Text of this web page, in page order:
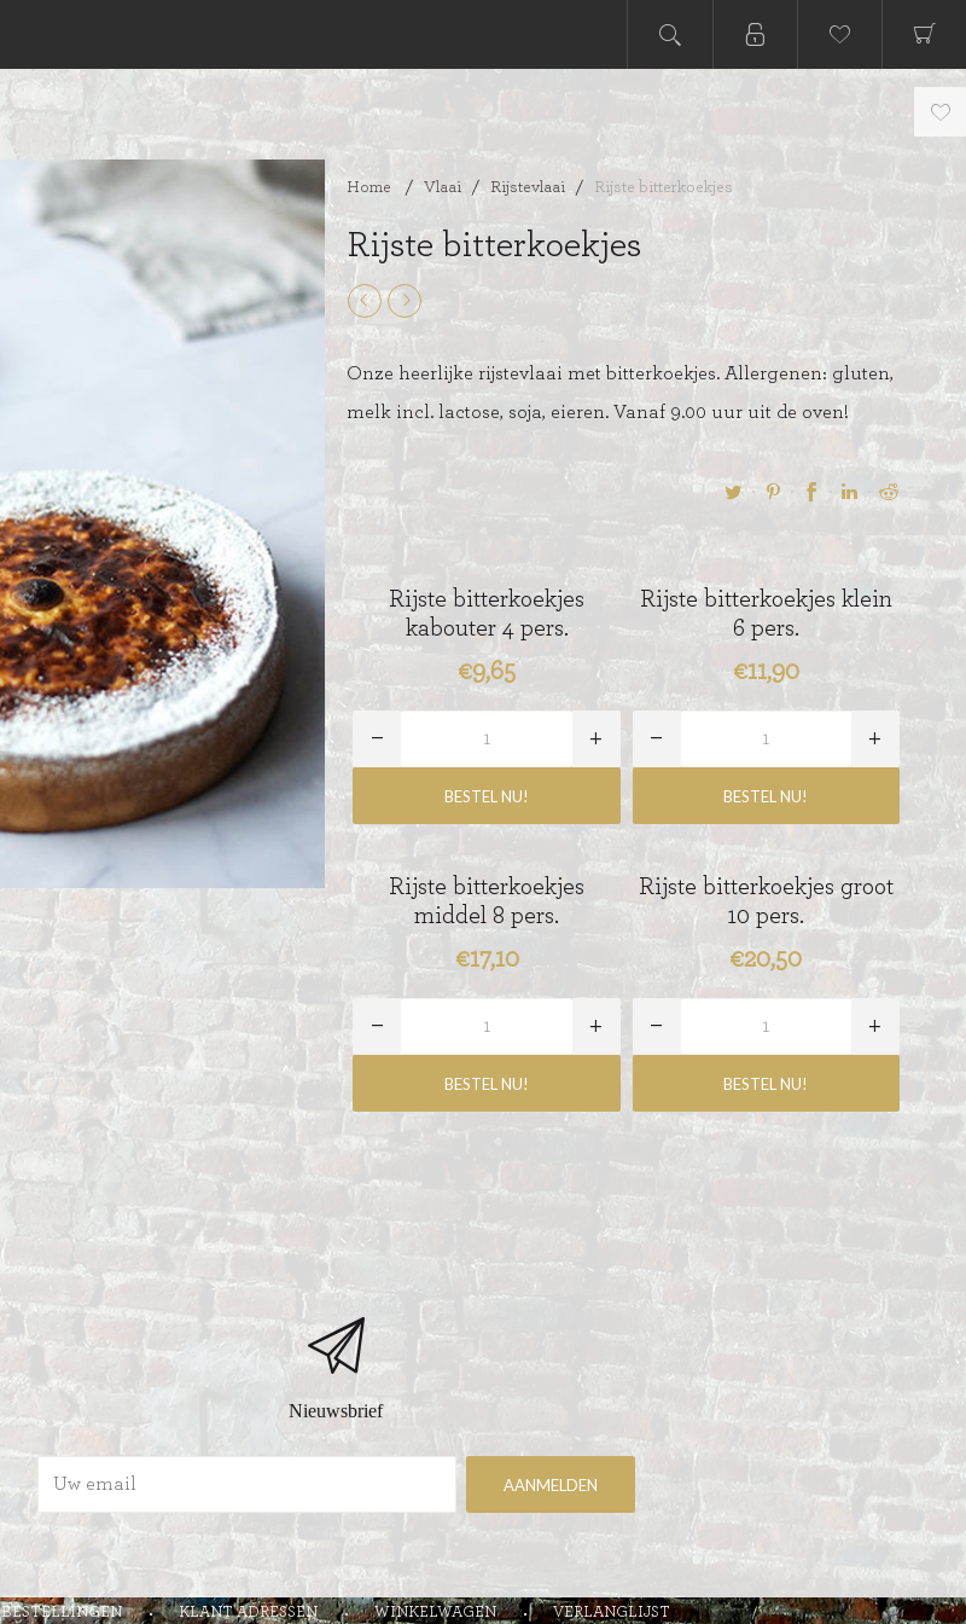
SLAGROOMTAARTEN
CRÈME AU BEURE
TAARTEN
MOKKA TAARTEN
MERENGUE TAARTEN
ROYAL TAARTEN
BAVAROISE TAARTEN
Home / Vlaai / Rijstevlaai / Rijste bitterkoekjes
Rijste bitterkoekjes
Onze heerlijke rijstevlaai met bitterkoekjes. Allergenen: gluten,
melk incl. lactose, soja, eieren. Vanaf 9.00 uur uit de oven!
Rijste bitterkoekjes
kabouter 4 pers.
€9,65
Rijste bitterkoekjes klein
6 pers.
€11,90
Rijste bitterkoekjes
middel 8 pers.
€17,10
Rijste bitterkoekjes groot
10 pers.
€20,50
Nieuwsbrief
BESTELLINGEN KLANT ADRESSEN WINKELWAGEN VERLANGLIJST